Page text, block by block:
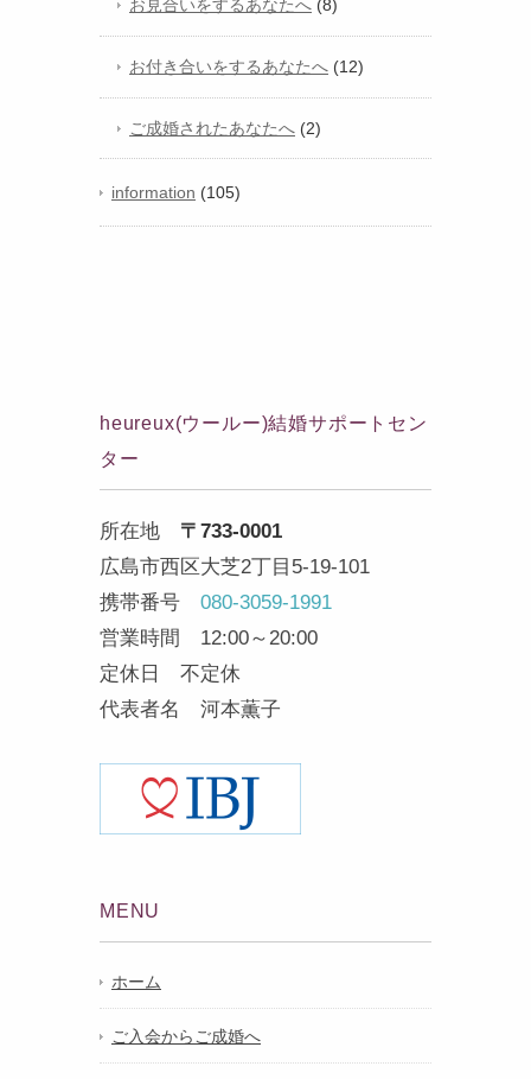
お見合いをするあなたへ (8)
お付き合いをするあなたへ (12)
ご成婚されたあなたへ (2)
information (105)
heureux(ウールー)結婚サポートセン
ター
所在地 〒733-0001
広島市西区大芝2丁目5-19-101
携帯番号 080-3059-1991
営業時間 12:00～20:00
定休日 不定休
代表者名 河本薫子
MENU
ホーム
ご入会からご成婚へ